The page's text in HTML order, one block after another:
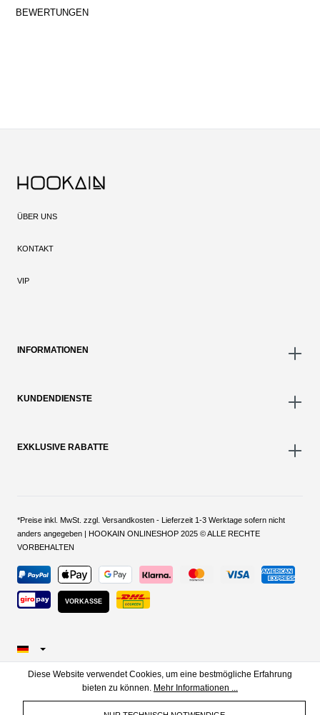
BEWERTUNGEN
ÜBER UNS
KONTAKT
VIP
INFORMATIONEN
KUNDENDIENSTE
EXKLUSIVE RABATTE
*Preise inkl. MwSt. zzgl. Versandkosten - Lieferzeit 1-3 Werktage sofern nicht
anders angegeben | HOOKAIN ONLINESHOP 2025 © ALLE RECHTE
VORBEHALTEN
VORKASSE
Diese Website verwendet Cookies, um eine bestmögliche Erfahrung
bieten zu können. Mehr Informationen ...